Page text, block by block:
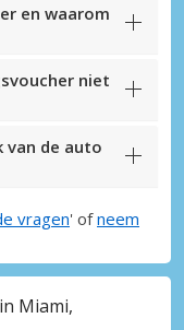
en waarom
niet
de auto
vragen' ofneem
Miami,